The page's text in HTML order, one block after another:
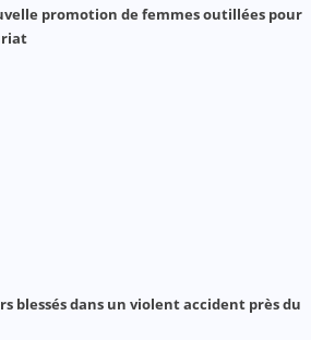
promotion de femmes outillées pour
blessés dans un violent accident près du